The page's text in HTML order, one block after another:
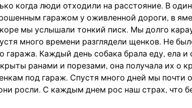
когда люди отходили на расстояние. В
гаражом у оживленной дороги, в
мы услышали тонкий писк. Мы долго
много времени разглядели щенков. Не
Каждый день собака брала еду, ела и
ранами и порезами, она получала их о
под гараж. Спустя много дней мы почти
росли. С каждым днем рос наш страх, что